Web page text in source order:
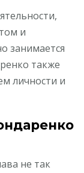
и
занимается
также
личности и
не так